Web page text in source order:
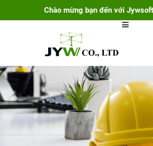
Chào mừng bạn đến với